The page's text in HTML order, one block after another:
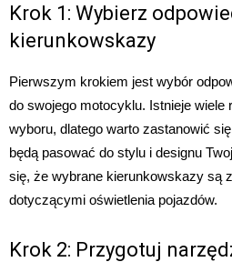
Krok 1: Wybierz
kierunkowskazy
Pierwszym krokiem jest wybór
do swojego motocyklu. Istnieje wiele
wyboru, dlatego warto zastanowić
będą pasować do stylu i designu
się, że wybrane kierunkowskazy są
dotyczącymi oświetlenia pojazdów.
Krok 2: Przygotuj